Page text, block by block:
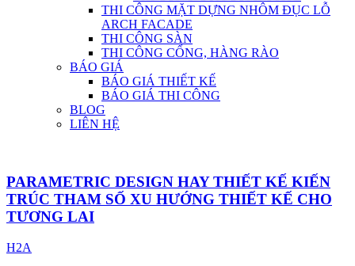
THI CÔNG MẶT DỰNG NHÔM ĐỤC LỖ
ARCH FACADE
THI CÔNG SÀN
THI CÔNG CỔNG, HÀNG RÀO
BÁO GIÁ
BÁO GIÁ THIẾT KẾ
BÁO GIÁ THI CÔNG
BLOG
LIÊN HỆ
PARAMETRIC DESIGN HAY THIẾT KẾ KIẾN
TRÚC THAM SỐ XU HƯỚNG THIẾT KẾ CHO
TƯƠNG LAI
H2A